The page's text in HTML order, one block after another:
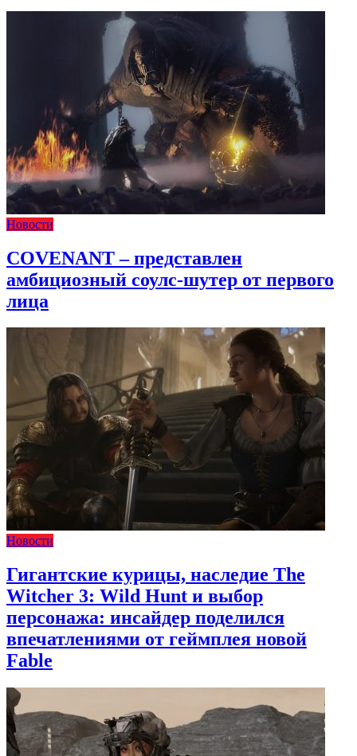
Новости
COVENANT – представлен
амбициозный соулс-шутер от первого
лица
Новости
Гигантские курицы, наследие The
Witcher 3: Wild Hunt и выбор
персонажа: инсайдер поделился
впечатлениями от геймплея новой
Fable